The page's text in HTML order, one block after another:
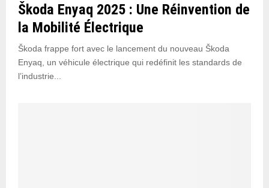
Škoda Enyaq 2025 : Une Réinvention de
la Mobilité Électrique
Škoda frappe fort avec le lancement du nouveau Škoda
Enyaq, un véhicule électrique qui redéfinit les standards de
l’industrie...